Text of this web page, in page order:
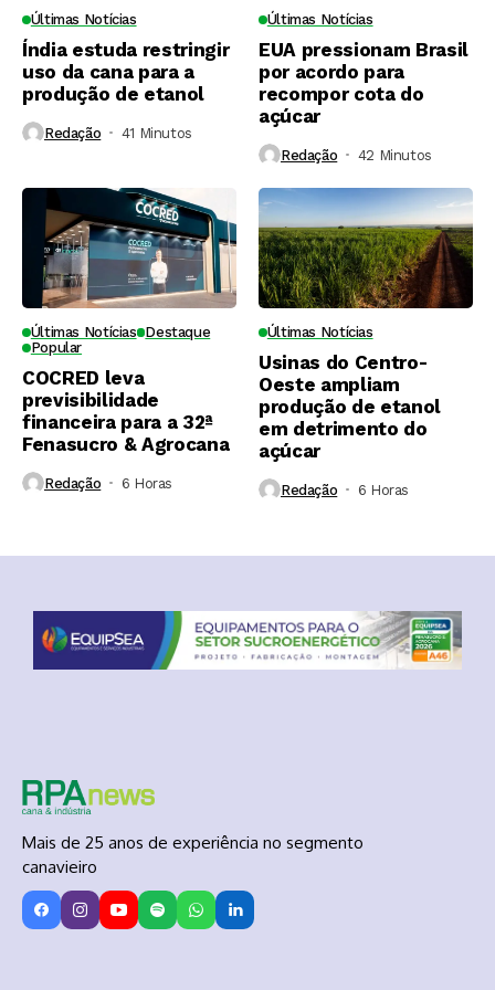
Últimas Notícias
Índia estuda restringir
uso da cana para a
produção de etanol
Redação 41 Minutos ⁮
Últimas Notícias
EUA pressionam Brasil
por acordo para
recompor cota do
açúcar
Redação 42 Minutos ⁮
Últimas Notícias Destaque
Popular
COCRED leva
previsibilidade
financeira para a 32ª
Fenasucro & Agrocana
Redação 6 Horas ⁮
Últimas Notícias
Usinas do Centro-
Oeste ampliam
produção de etanol
em detrimento do
açúcar
Redação 6 Horas ⁮
Mais de 25 anos de experiência no segmento
canavieiro